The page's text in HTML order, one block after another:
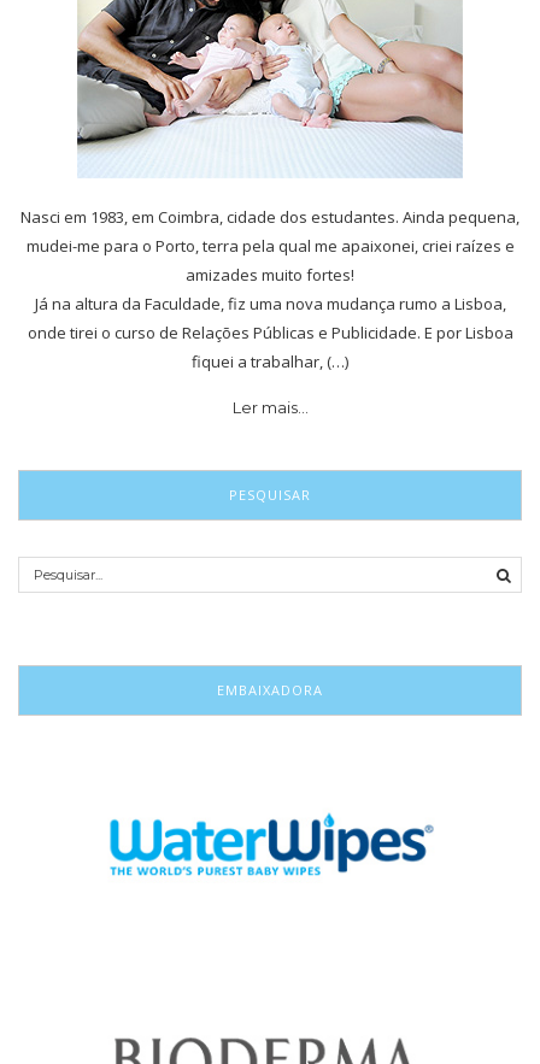
Nasci em 1983, em Coimbra, cidade dos estudantes. Ainda pequena,
mudei-me para o Porto, terra pela qual me apaixonei, criei raízes e
amizades muito fortes!
Já na altura da Faculdade, fiz uma nova mudança rumo a Lisboa,
onde tirei o curso de Relações Públicas e Publicidade. E por Lisboa
fiquei a trabalhar, (…)
Ler mais…
PESQUISAR
EMBAIXADORA